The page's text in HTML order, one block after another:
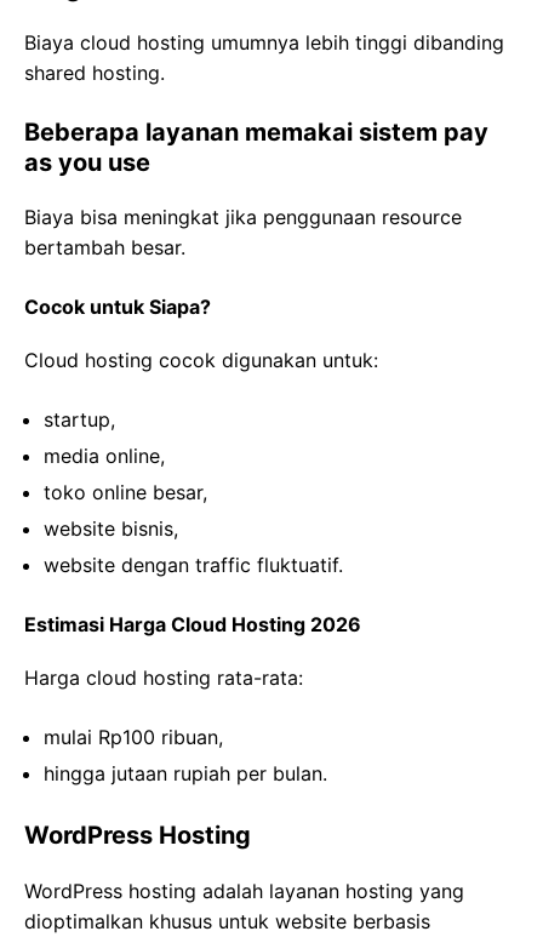
Biaya cloud hosting umumnya lebih tinggi dibanding
shared hosting.
Beberapa layanan memakai sistem pay
as you use
Biaya bisa meningkat jika penggunaan resource
bertambah besar.
Cocok untuk Siapa?
Cloud hosting cocok digunakan untuk:
startup,
media online,
toko online besar,
website bisnis,
website dengan traffic fluktuatif.
Estimasi Harga Cloud Hosting 2026
Harga cloud hosting rata-rata:
mulai Rp100 ribuan,
hingga jutaan rupiah per bulan.
WordPress Hosting
WordPress hosting adalah layanan hosting yang
dioptimalkan khusus untuk website berbasis